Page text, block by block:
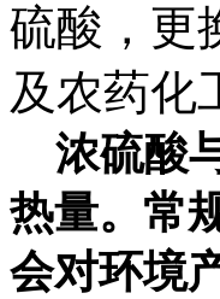
硫酸，更
及农药化
浓硫酸
热量。常
会对环境